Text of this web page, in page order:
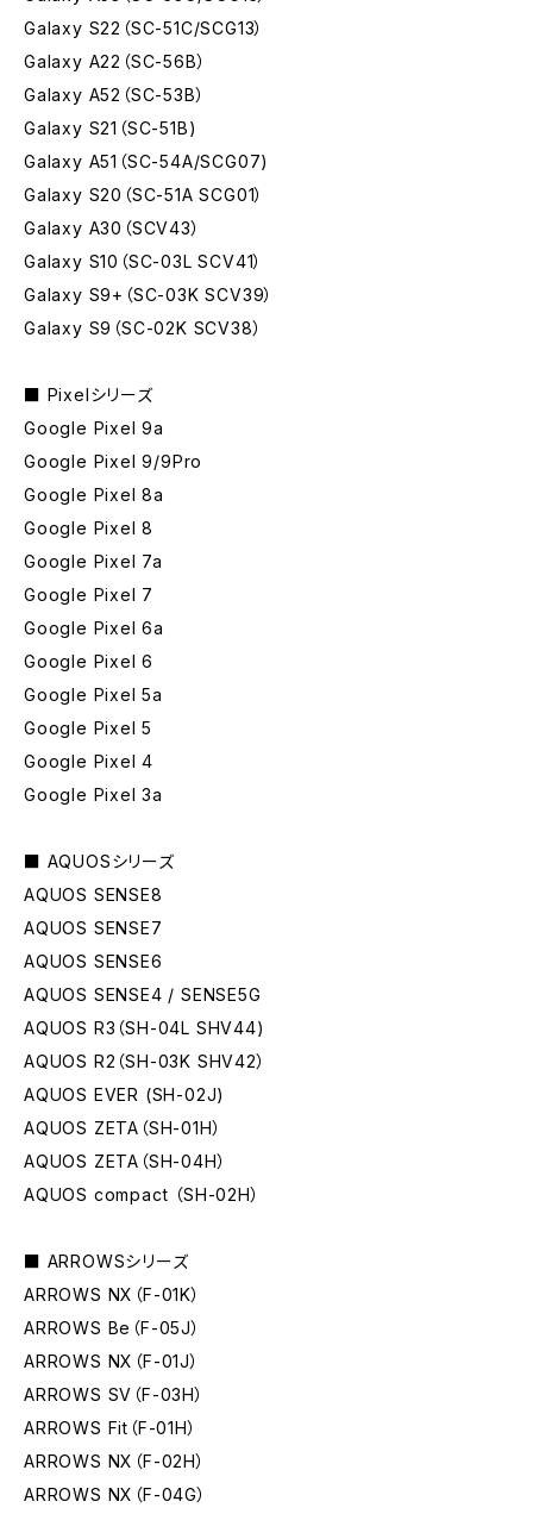
Galaxy S22（SC-51C/SCG13）
Galaxy A22（SC-56B）
Galaxy A52（SC-53B）
Galaxy S21（SC-51B)
Galaxy A51（SC-54A/SCG07)
Galaxy S20（SC-51A SCG01）
Galaxy A30（SCV43）
Galaxy S10（SC-03L SCV41）
Galaxy S9+（SC-03K SCV39）
Galaxy S9（SC-02K SCV38）
■ Pixelシリーズ
Google Pixel 9a
Google Pixel 9/9Pro
Google Pixel 8a
Google Pixel 8
Google Pixel 7a
Google Pixel 7
Google Pixel 6a
Google Pixel 6
Google Pixel 5a
Google Pixel 5
Google Pixel 4
Google Pixel 3a
■ AQUOSシリーズ
AQUOS SENSE8
AQUOS SENSE7
AQUOS SENSE6
AQUOS SENSE4 / SENSE5G
AQUOS R3（SH-04L SHV44)
AQUOS R2（SH-03K SHV42）
AQUOS EVER (SH-02J)
AQUOS ZETA（SH-01H）
AQUOS ZETA（SH-04H）
AQUOS compact （SH-02H）
■ ARROWSシリーズ
ARROWS NX（F-01K）
ARROWS Be（F-05J）
ARROWS NX（F-01J）
ARROWS SV（F-03H）
ARROWS Fit（F-01H）
ARROWS NX（F-02H）
ARROWS NX（F-04G）